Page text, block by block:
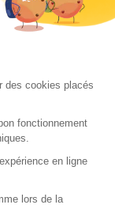
des cookies placés
fonctionnement
en ligne
lors de la
réservés